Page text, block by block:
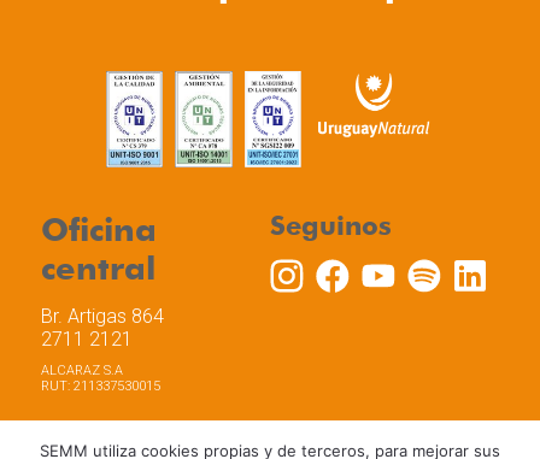
Oficina
central
Br. Artigas 864
2711 2121
ALCARAZ S.A
RUT: 211337530015
Seguinos
SEMM utiliza cookies propias y de terceros, para mejorar sus